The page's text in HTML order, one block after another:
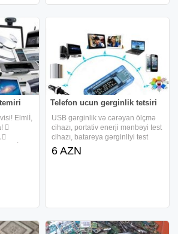
Elmlİ,


Telefon ucun gerginlik tetsiri
USB gərginlik və cərəyan ölçmə
cihazı, portativ enerji mənbəyi test
cihazı, batareya gərginliyi test
cihazı
6 AZN